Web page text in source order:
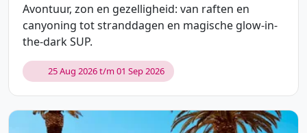
Avontuur, zon en gezelligheid: van raften en
canyoning tot stranddagen en magische glow-in-
the-dark SUP.
25 Aug 2026 t/m 01 Sep 2026